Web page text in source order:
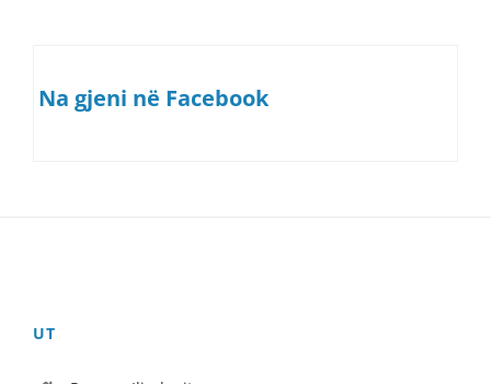
Na gjeni në Facebook
UT